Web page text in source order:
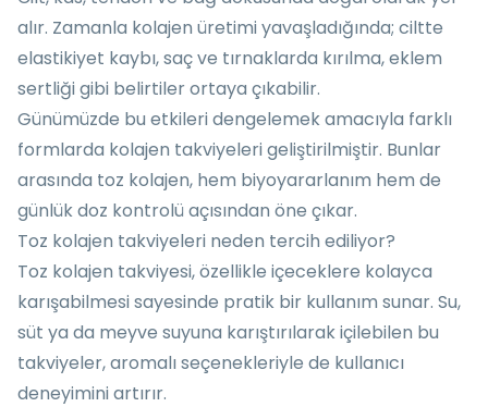
alır. Zamanla kolajen üretimi yavaşladığında; ciltte
elastikiyet kaybı, saç ve tırnaklarda kırılma, eklem
sertliği gibi belirtiler ortaya çıkabilir.
Günümüzde bu etkileri dengelemek amacıyla farklı
formlarda kolajen takviyeleri geliştirilmiştir. Bunlar
arasında toz kolajen, hem biyoyararlanım hem de
günlük doz kontrolü açısından öne çıkar.
Toz kolajen takviyeleri neden tercih ediliyor?
Toz kolajen takviyesi, özellikle içeceklere kolayca
karışabilmesi sayesinde pratik bir kullanım sunar. Su,
süt ya da meyve suyuna karıştırılarak içilebilen bu
takviyeler, aromalı seçenekleriyle de kullanıcı
deneyimini artırır.